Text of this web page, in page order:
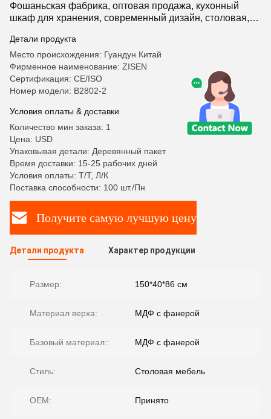
Фошаньская фабрика, оптовая продажа, кухонный
шкаф для хранения, современный дизайн, столовая,
Детали продукта
Место происхождения: Гуандун Китай
Фирменное наименование: ZISEN
Сертификация: CE/ISO
Номер модели: В2802-2
Условия оплаты & доставки
Количество мин заказа: 1
Цена: USD
Упаковывая детали: Деревянный пакет
Время доставки: 15-25 рабочих дней
Условия оплаты: Т/Т, Л/К
Поставка способности: 100 шт./Пн
Получите самую лучшую цену
Детали продукта Характер продукции
Размер: 150*40*86 см
Материал верха: МДФ с фанерой
Базовый материал:: МДФ с фанерой
Стиль: Столовая мебель
OEM: Принято